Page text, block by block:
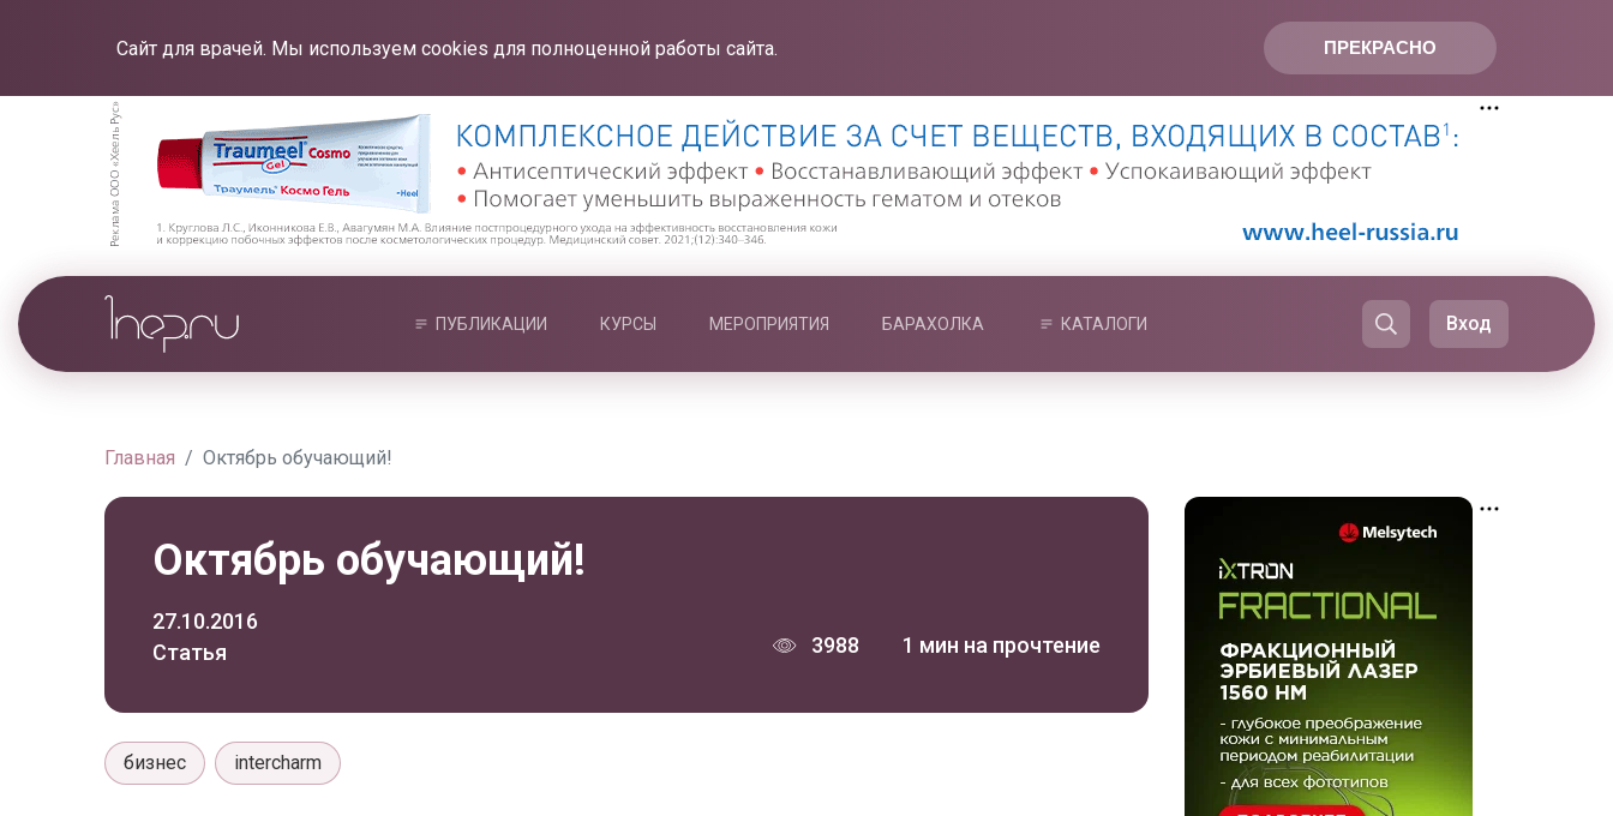
ПРЕКРАСНО
Сайт для врачей. Мы используем cookies для полноценной работы сайта.
ПУБЛИКАЦИИ КУРСЫ МЕРОПРИЯТИЯ БАРАХОЛКА КАТАЛОГИ Вход
Главная Октябрь обучающий!
Октябрь обучающий!
27.10.2016
Статья
3988 1 мин на прочтение
бизнес intercharm